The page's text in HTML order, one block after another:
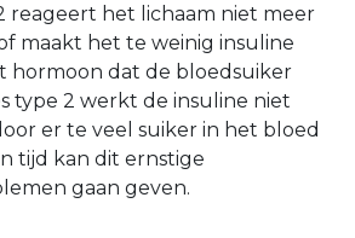
reageert het lichaam niet meer
maakt het te weinig insuline
hormoon dat de bloedsuiker
type 2 werkt de insuline niet
er te veel suiker in het bloed
tijd kan dit ernstige
gaan geven.